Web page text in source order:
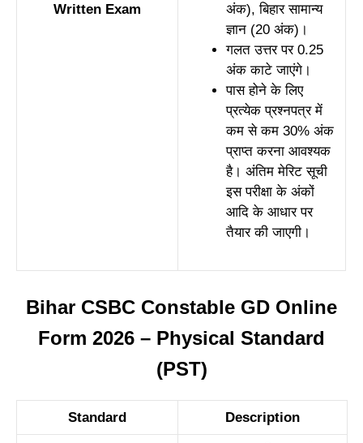
Written Exam
अंक), बिहार सामान्य
ज्ञान (20 अंक)।
गलत उत्तर पर 0.25
अंक काटे जाएंगे।
पास होने के लिए
प्रत्येक प्रश्नपत्र में
कम से कम 30% अंक
प्राप्त करना आवश्यक
है। अंतिम मेरिट सूची
इस परीक्षा के अंकों
आदि के आधार पर
तैयार की जाएगी।
Bihar CSBC Constable GD Online
Form 2026 – Physical Standard
(PST)
Standard Description